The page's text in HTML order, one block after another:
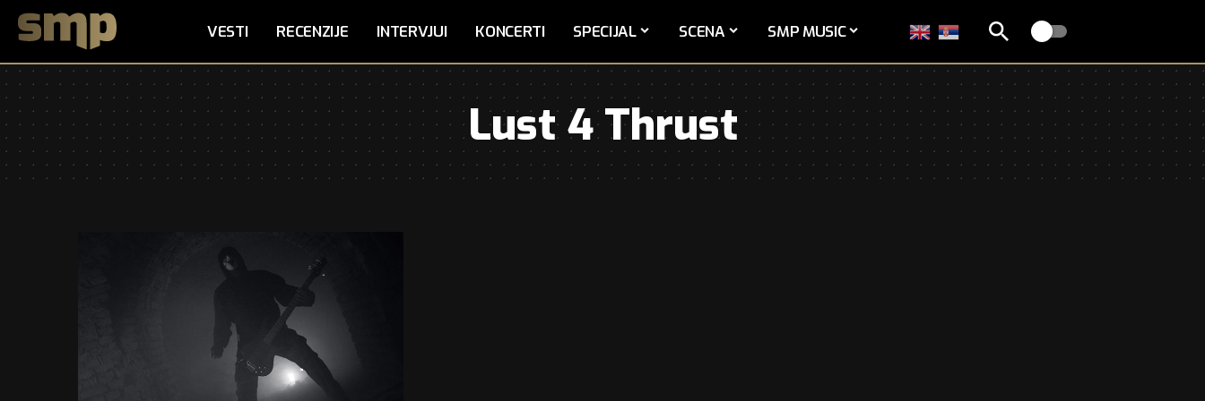
VESTI RECENZIJE INTERVJUI KONCERTI SPECIJAL SCENA SMP MUSIC
Lust 4 Thrust